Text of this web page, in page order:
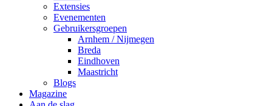
Extensies
Evenementen
Gebruikersgroepen
Arnhem / Nijmegen
Breda
Eindhoven
Maastricht
Blogs
Magazine